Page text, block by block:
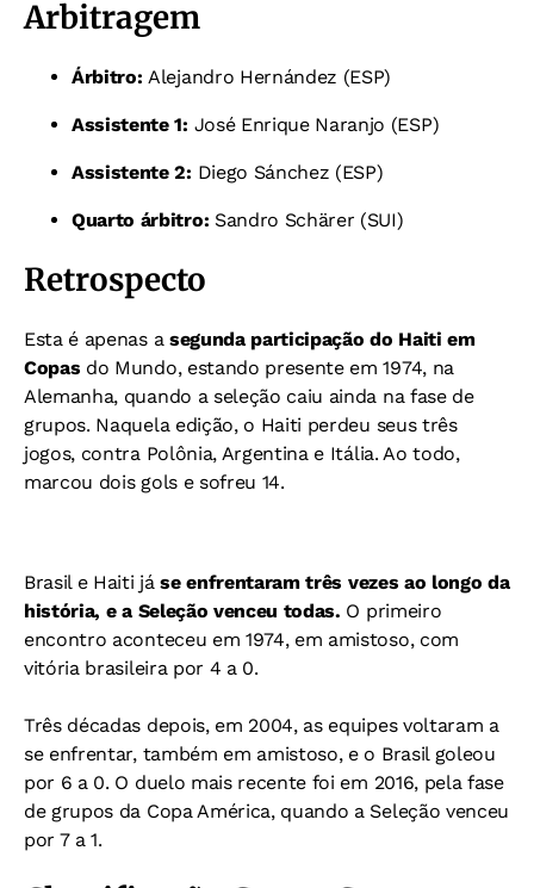
Arbitragem
Árbitro: Alejandro Hernández (ESP)
Assistente 1: José Enrique Naranjo (ESP)
Assistente 2: Diego Sánchez (ESP)
Quarto árbitro: Sandro Schärer (SUI)
Retrospecto
Esta é apenas a segunda participação do Haiti em
Copas do Mundo, estando presente em 1974, na
Alemanha, quando a seleção caiu ainda na fase de
grupos. Naquela edição, o Haiti perdeu seus três
jogos, contra Polônia, Argentina e Itália. Ao todo,
marcou dois gols e sofreu 14.
Brasil e Haiti já se enfrentaram três vezes ao longo da
história, e a Seleção venceu todas. O primeiro
encontro aconteceu em 1974, em amistoso, com
vitória brasileira por 4 a 0.
Três décadas depois, em 2004, as equipes voltaram a
se enfrentar, também em amistoso, e o Brasil goleou
por 6 a 0. O duelo mais recente foi em 2016, pela fase
de grupos da Copa América, quando a Seleção venceu
por 7 a 1.